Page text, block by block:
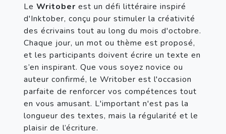
Le Writober est un défi littéraire inspiré
d'Inktober, conçu pour stimuler la créativité
des écrivains tout au long du mois d'octobre.
Chaque jour, un mot ou thème est proposé,
et les participants doivent écrire un texte en
s’en inspirant. Que vous soyez novice ou
auteur confirmé, le Writober est l'occasion
parfaite de renforcer vos compétences tout
en vous amusant. L'important n'est pas la
longueur des textes, mais la régularité et le
plaisir de l’écriture.